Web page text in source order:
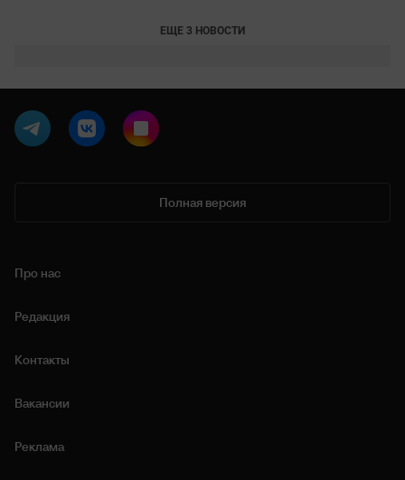
ЕЩЕ 3 НОВОСТИ
Полная версия
Про нас
Редакция
Контакты
Вакансии
Реклама